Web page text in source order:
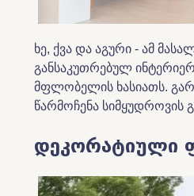
ხე, ქვა და აგური - ამ
განსაკუთრებულ
მფლობელის ხასიათს.
წარმოჩენა სიმყუდროვის
დეკორატიული